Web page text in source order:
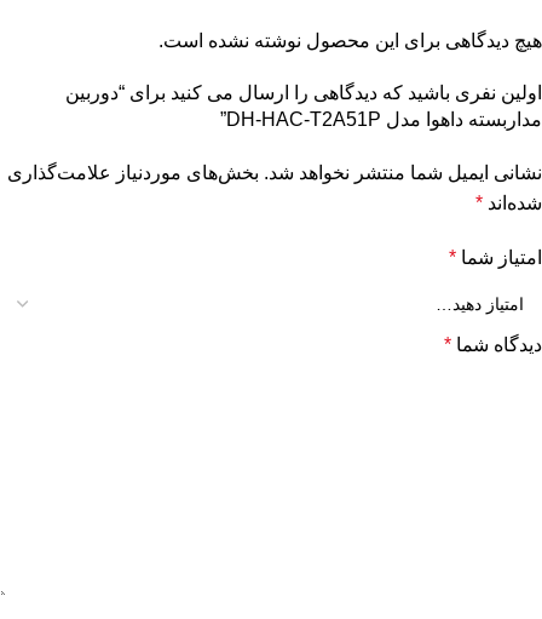
هیچ دیدگاهی برای این محصول نوشته نشده است.
اولین نفری باشید که دیدگاهی را ارسال می کنید برای “دوربین
مداربسته داهوا مدل DH-HAC-T2A51P”
نشانی ایمیل شما منتشر نخواهد شد. بخش‌های موردنیاز علامت‌گذاری
شده‌اند *
امتیاز شما *
دیدگاه شما *